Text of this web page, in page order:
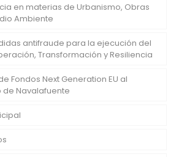
en materias de Urbanismo, Obras
Ambiente
antifraude para la ejecución del
Transformación y Resiliencia
Fondos Next Generation EU al
de Navalafuente